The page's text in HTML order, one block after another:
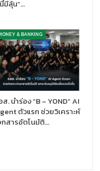
กซ์ จำกัด
นึ่งของวิสัยทัศน์ของ SCB
นผู้นำด้านการลงทุนในระดับ
เห็นว่า บริษัทมีพันธสัญญาที่
และทำให้บริษัทเติบโตต่อไป
ธุรกิจด้านการท่องเที่ยวและ
นเศรษฐกิจของประเทศ ไม่
ดโควิด-19 SCB 10X จึงมี
เวลโลก้า ซึ่งเป็น Unicorn
แพลตฟอร์มด้านการท่อง
ด้เป็นส่วนหนึ่งในการสร้าง
มีลุ้น”…
& BANKING
ส. นำร่อง “B – YOND” AI
ตัวแรก ช่วยวิเคราะห์
กสารอัตโนมัติ…